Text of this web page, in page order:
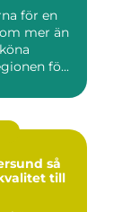
för en
mer än
fö...
så
till